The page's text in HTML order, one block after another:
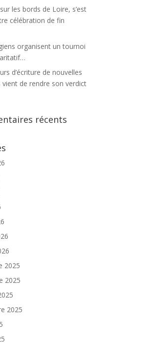
les bords de Loire, s’est
célébration de fin
organisent un tournoi
d’écriture de nouvelles
vient de rendre son verdict
récents
2025
2025
2025